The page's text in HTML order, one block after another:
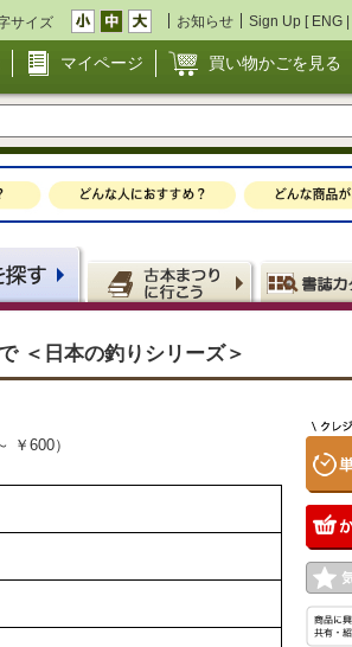
サイズ お知らせ Sign Up [ ENG |
マイページ 買い物かごを見る
＜日本の釣りシリーズ＞
￥600）